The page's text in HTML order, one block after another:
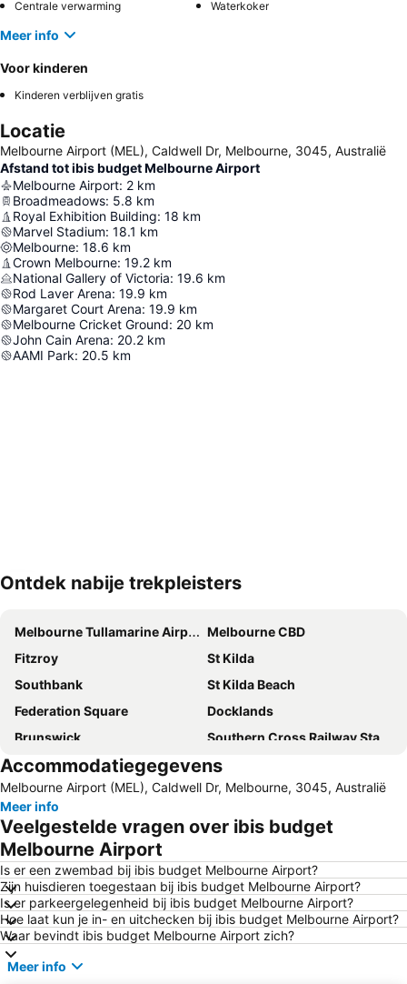
Centrale verwarming Waterkoker
Meer info
Voor kinderen
Kinderen verblijven gratis
Locatie
Melbourne Airport (MEL), Caldwell Dr, Melbourne, 3045, Australië
Afstand tot ibis budget Melbourne Airport
Melbourne Airport: 2 km
Broadmeadows: 5.8 km
Royal Exhibition Building: 18 km
Marvel Stadium: 18.1 km
Melbourne: 18.6 km
Crown Melbourne: 19.2 km
National Gallery of Victoria: 19.6 km
Rod Laver Arena: 19.9 km
Margaret Court Arena: 19.9 km
Melbourne Cricket Ground: 20 km
John Cain Arena: 20.2 km
AAMI Park: 20.5 km
Kaart uitvouwen
Ontdek nabije trekpleisters
Melbourne Tullamarine Airport
Melbourne CBD
Fitzroy
St Kilda
Southbank
St Kilda Beach
Federation Square
Docklands
Brunswick
Southern Cross Railway Station
Albert Park
Carlton
Rod Laver Arena
Airport Essendon
Melbourne Central
Flinders Street Station
Royal Botanic Gardens Melbourne
West Melbourne
Australian Formula 1 Grand Prix
Dallas
Somerton
Yuroke
Diggers Rest
Preston
Germanicos Fine Suits
Rooftop Bar & Cinema
Accommodatiegegevens
Melbourne Airport (MEL), Caldwell Dr, Melbourne, 3045, Australië
Meer info
Veelgestelde vragen over ibis budget
Melbourne Airport
Is er een zwembad bij ibis budget Melbourne Airport?
Zijn huisdieren toegestaan bij ibis budget Melbourne Airport?
Is er parkeergelegenheid bij ibis budget Melbourne Airport?
Hoe laat kun je in- en uitchecken bij ibis budget Melbourne Airport?
Waar bevindt ibis budget Melbourne Airport zich?
Meer info